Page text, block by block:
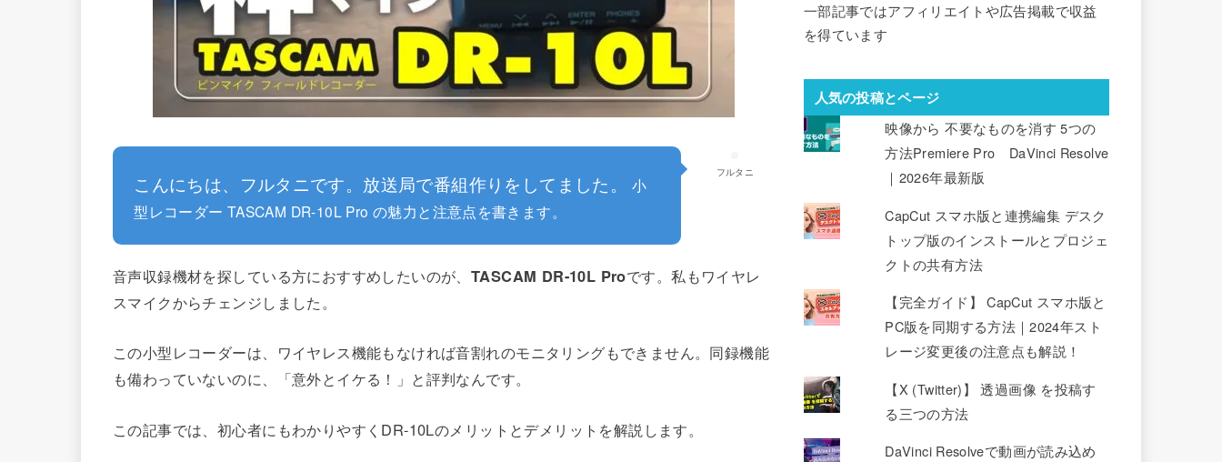
フルタニ
こんにちは、フルタニです。放送局で番組作りをしてました。
小
型レコーダー TASCAM DR-10L Pro の魅力と注意点を書きます。
音声収録機材を探している方におすすめしたいのが、 TASCAM DR-10L Proです。私もワイヤレ
スマイクからチェンジしました。
この小型レコーダーは、ワイヤレス機能もなければ音割れのモニタリングもできません。同録機能
も備わっていないのに、「意外とイケる！」と評判なんです。
この記事では、初心者にもわかりやすくDR-10Lのメリットとデメリットを解説します。
一部記事ではアフィリエイトや広告掲載で収益
を得ています
人気の投稿とページ
映像から 不要なものを消す 5つの
方法Premiere Pro DaVinci Resolve
｜2026年最新版
CapCut スマホ版と連携編集 デスク
トップ版のインストールとプロジェ
クトの共有方法
【完全ガイド】 CapCut スマホ版と
PC版を同期する方法｜2024年スト
レージ変更後の注意点も解説！
【X (Twitter)】 透過画像 を投稿す
る三つの方法
DaVinci Resolveで動画が読み込め